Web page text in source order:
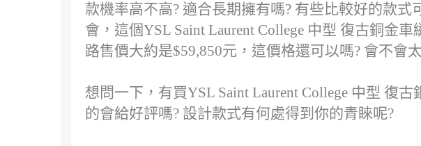
款機率高不高? 適合長期擁有嗎? 有些比較好的款式
會，這個YSL Saint Laurent College 中型 復古銅金
路售價大約是$59,850元，這價格還可以嗎? 會不會
想問一下，有買YSL Saint Laurent College 中型 復
的會給好評嗎? 設計款式有何處得到你的青睞呢?